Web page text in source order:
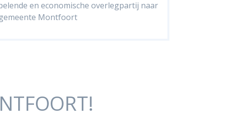
en economische overlegpartij naar
Montfoort